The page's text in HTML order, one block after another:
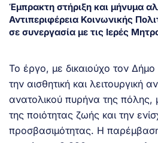
Έμπρακτη στήριξη και μήνυμα
Αντιπεριφέρεια Κοινωνικής
σε συνεργασία με τις Ιερές
Το έργο, με δικαιούχο τον
την αισθητική και λειτουργική
ανατολικού πυρήνα της πόλης,
της ποιότητας ζωής και την
προσβασιμότητας. Η